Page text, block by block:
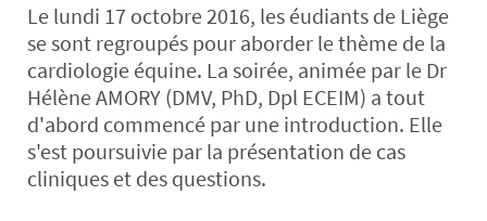
Le lundi 17 octobre 2016, les éudiants de Liège
se sont regroupés pour aborder le thème de la
cardiologie équine. La soirée, animée par le Dr
Hélène AMORY (DMV, PhD, Dpl ECEIM) a tout
d'abord commencé par une introduction. Elle
s'est poursuivie par la présentation de cas
cliniques et des questions.